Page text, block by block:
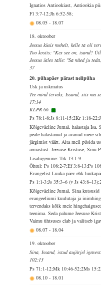
Ignatios Antiookiast, Antiookia
Fl 3:7-12;Jh 6:52-58;
08.05- 18.07
18. oktoober
Jeesus küsis mehelt, kelle ta oli
Too kostis: "Kes see on, isand?
Jeesus ütles talle: "Sa näed ju
37
20. pühapäev pärast nelipüha
Usk ja uskmatus
Tee mind terveks, Issand, siis ma
17:14
KLPR 66
Ps 78:1-8;Js 8:11-15;2Kr 1:18-
Kõigeväeline Jumal, halastaja Isa,
peale halastanud ja avanud meie
järgimist väärt. Aita meil püsida
armastust. Jeesuse Kristuse, Sinu
Lisalugemine: Trk 13:1-9
Õhtul: Ps 108:2-7;Ef 3:8-13;Ps
Evangelist Luuka päev ehk
Ps 1:1-3;Js 35:3–6 (v Js
Kõigeväeline Jumal, Sina
evangeeliumi kuulutaja ja
tervendaks kõik meie
teenima. Seda palume Jeesuse
Vaimu ühtsuses elab ja valitseb
08.07- 18.04
19. oktoober
Sina, Issand, istud aujärjel
102:13
Ps 71:1-12;Mk 10:46-52;2Ms
08.10- 18.01